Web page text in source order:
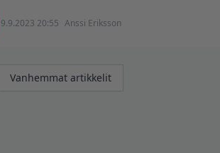
9.9.2023 20:55 Anssi Eriksson
Artikkelien
Vanhemmat artikkelit